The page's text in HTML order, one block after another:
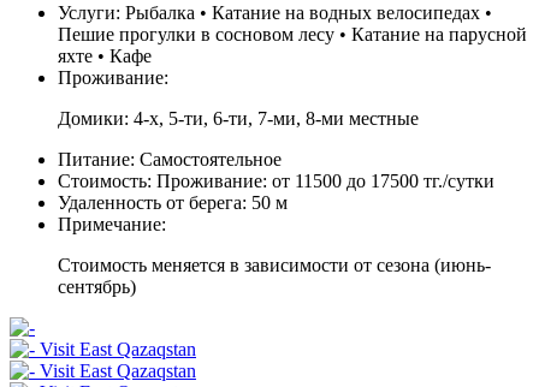
Услуги: Рыбалка • Катание на водных велосипедах •
Пешие прогулки в сосновом лесу • Катание на парусной
яхте • Кафе
Проживание:
Домики: 4-х, 5-ти, 6-ти, 7-ми, 8-ми местные
Питание: Самостоятельное
Стоимость: Проживание: от 11500 до 17500 тг./сутки
Удаленность от берега: 50 м
Примечание:
Стоимость меняется в зависимости от сезона (июнь-
сентябрь)